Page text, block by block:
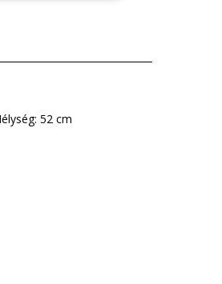
Mélység: 52 cm